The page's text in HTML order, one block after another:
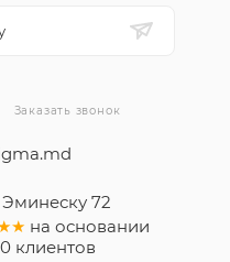
Заказать звонок
72
на основании
клиентов